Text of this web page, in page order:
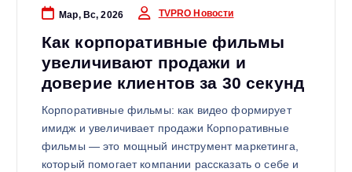
Мар, Вс, 2026 TVPRO Новости
Как корпоративные фильмы
увеличивают продажи и
доверие клиентов за 30 секунд
Корпоративные фильмы: как видео формирует
имидж и увеличивает продажи Корпоративные
фильмы — это мощный инструмент маркетинга,
который помогает компании рассказать о себе и